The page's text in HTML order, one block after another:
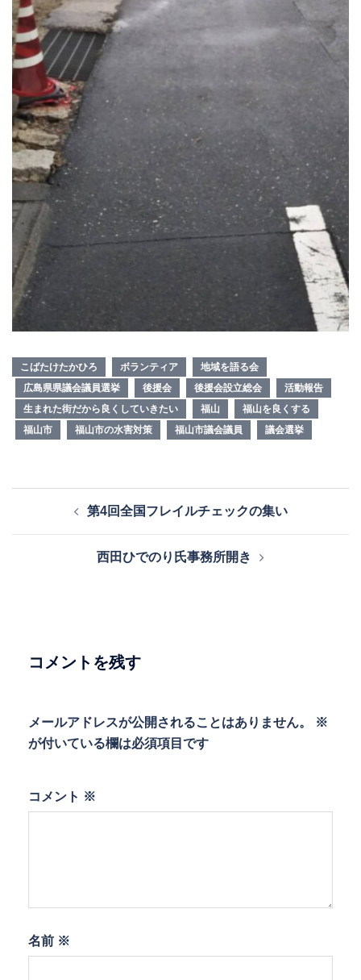
こばたけたかひろ ボランティア
地域を語る会
広島県県議会議員選挙
後援会 後援会設立総会
活動報告
生まれた街だから良くしていきたい
福山
福山を良くする
福山市
福山市の水害対策 福山市議会議員 議会選挙
ョ
第4回全国フレイルチェックの集い
西田ひでのり氏事務所開き
コメントを残す
メールアドレスが公開されることはありません。
※
が付いている欄は必須項目です
コメント ※
名前 ※